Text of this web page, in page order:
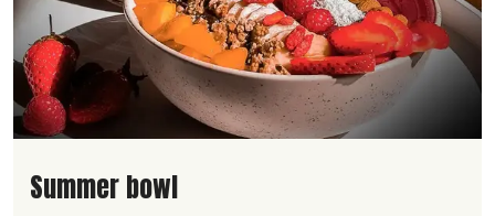
Lire la suite de la recette
Summer bowl